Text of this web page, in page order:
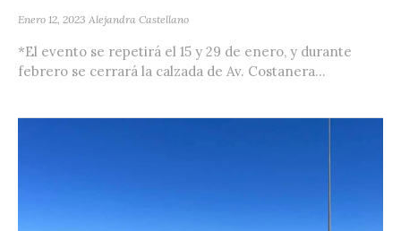
Enero 12, 2023 Alejandra Castellano
*El evento se repetirá el 15 y 29 de enero, y durante
febrero se cerrará la calzada de Av. Costanera...